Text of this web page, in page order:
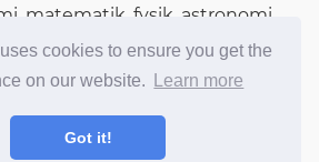
cookies to ensure you get the
on our website.
Learn more
Got it!
matematik, fysik, astronomi,
mycket mer. Ta reda på mer om
blogg!